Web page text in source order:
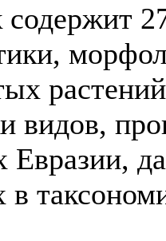
видов,
Евразии,